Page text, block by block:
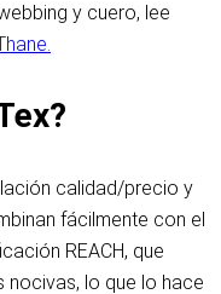
y cuero, lee
calidad/precio y
fácilmente con el
REACH, que
nocivas, lo que lo hace